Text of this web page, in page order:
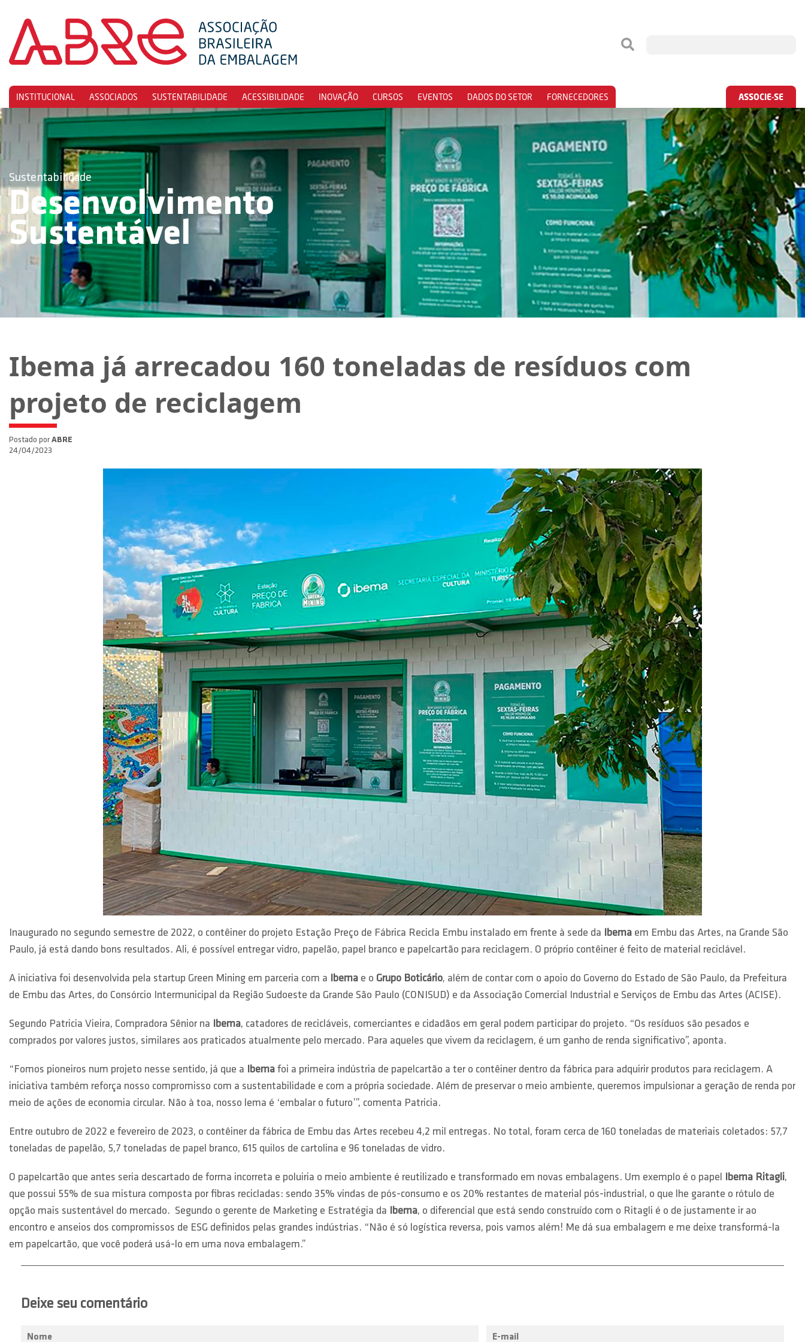
INSTITUCIONAL ASSOCIADOS SUSTENTABILIDADE ACESSIBILIDADE INOVAÇÃO CURSOS EVENTOS DADOS DO SETOR FORNECEDORES ASSOCIE-SE
Sustentabilidade
Desenvolvimento
Sustentável
Ibema já arrecadou 160 toneladas de resíduos com
projeto de reciclagem
Postado por ABRE
24/04/2023
Inaugurado no segundo semestre de 2022, o contêiner do projeto Estação Preço de Fábrica Recicla Embu instalado em frente à sede da Ibema em Embu das Artes, na Grande São
Paulo, já está dando bons resultados. Ali, é possível entregar vidro, papelão, papel branco e papelcartão para reciclagem. O próprio contêiner é feito de material reciclável.
A iniciativa foi desenvolvida pela startup Green Mining em parceria com a Ibema e o Grupo Boticário, além de contar com o apoio do Governo do Estado de São Paulo, da Prefeitura
de Embu das Artes, do Consórcio Intermunicipal da Região Sudoeste da Grande São Paulo (CONISUD) e da Associação Comercial Industrial e Serviços de Embu das Artes (ACISE).
Segundo Patricia Vieira, Compradora Sênior na Ibema, catadores de recicláveis, comerciantes e cidadãos em geral podem participar do projeto. “Os resíduos são pesados e
comprados por valores justos, similares aos praticados atualmente pelo mercado. Para aqueles que vivem da reciclagem, é um ganho de renda significativo”, aponta.
“Fomos pioneiros num projeto nesse sentido, já que a Ibema foi a primeira indústria de papelcartão a ter o contêiner dentro da fábrica para adquirir produtos para reciclagem. A
iniciativa também reforça nosso compromisso com a sustentabilidade e com a própria sociedade. Além de preservar o meio ambiente, queremos impulsionar a geração de renda por
meio de ações de economia circular. Não à toa, nosso lema é ‘embalar o futuro’”, comenta Patricia.
Entre outubro de 2022 e fevereiro de 2023, o contêiner da fábrica de Embu das Artes recebeu 4,2 mil entregas. No total, foram cerca de 160 toneladas de materiais coletados: 57,7
toneladas de papelão, 5,7 toneladas de papel branco, 615 quilos de cartolina e 96 toneladas de vidro.
O papelcartão que antes seria descartado de forma incorreta e poluiria o meio ambiente é reutilizado e transformado em novas embalagens. Um exemplo é o papel Ibema Ritagli,
que possui 55% de sua mistura composta por fibras recicladas: sendo 35% vindas de pós-consumo e os 20% restantes de material pós-industrial, o que lhe garante o rótulo de
opção mais sustentável do mercado. Segundo o gerente de Marketing e Estratégia da Ibema, o diferencial que está sendo construído com o Ritagli é o de justamente ir ao
encontro e anseios dos compromissos de ESG definidos pelas grandes indústrias. “Não é só logística reversa, pois vamos além! Me dá sua embalagem e me deixe transformá-la
em papelcartão, que você poderá usá-lo em uma nova embalagem.”
Deixe seu comentário